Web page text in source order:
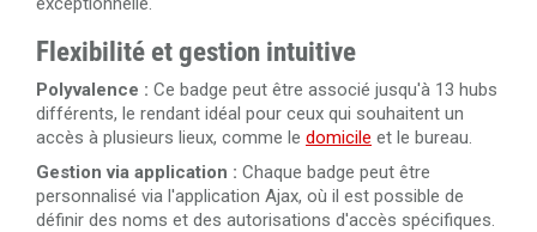
Flexibilité et gestion intuitive
Polyvalence : Ce badge peut être associé jusqu'à 13 hubs
différents, le rendant idéal pour ceux qui souhaitent un
accès à plusieurs lieux, comme le domicile et le bureau.
Gestion via application : Chaque badge peut être
personnalisé via l'application Ajax, où il est possible de
définir des noms et des autorisations d'accès spécifiques.